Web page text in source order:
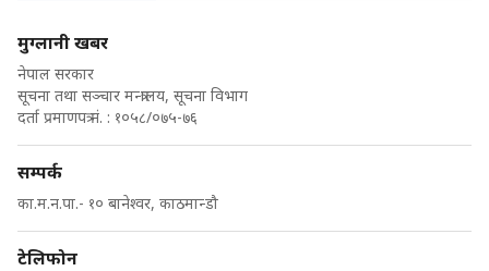
मुग्लानी खबर
नेपाल सरकार
सूचना तथा सञ्चार मन्त्रालय, सूचना विभाग
दर्ता प्रमाणपत्र नं. : १०५८/०७५-७६
सम्पर्क
का.म.न.पा.- १० बानेश्वर, काठमान्डौ
टेलिफोन